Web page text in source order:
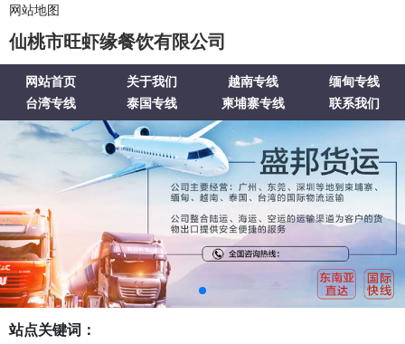
网站地图
仙桃市旺虾缘餐饮有限公司
网站首页 关于我们 越南专线
缅甸专线
台湾专线
泰国专线 柬埔寨专线 联系我们
站点关键词：